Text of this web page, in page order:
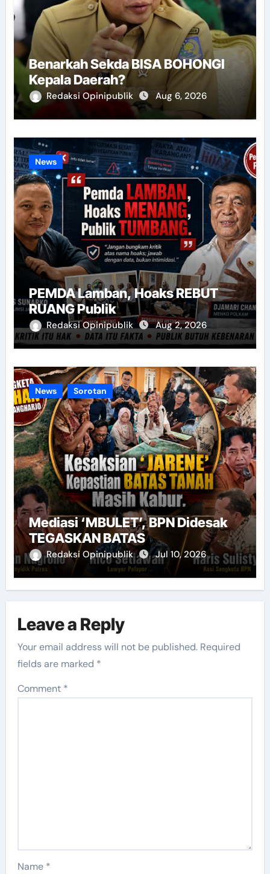
Benarkah Sekda BISA BOHONGI
Kepala Daerah?
Redaksi Opinipublik Aug 6, 2026
News
PEMDA Lamban, Hoaks REBUT
RUANG Publik
Redaksi Opinipublik Aug 2, 2026
News Sorotan
Mediasi ‘MBULET’, BPN Didesak
TEGASKAN BATAS
Redaksi Opinipublik Jul 10, 2026
Leave a Reply
Your email address will not be published. Required
fields are marked *
Comment *
Name *